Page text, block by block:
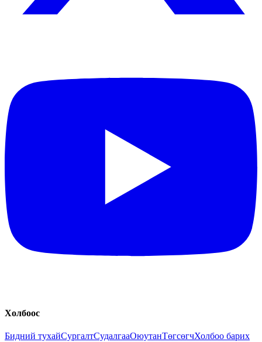
Холбоос
Бидний тухайСургалтСудалгааОюутанТөгсөгчХолбоо барих